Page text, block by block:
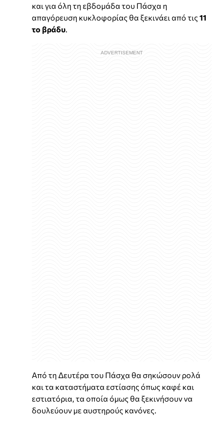
και για όλη τη εβδομάδα του Πάσχα η
απαγόρευση κυκλοφορίας θα ξεκινάει από τις 11
το βράδυ
Από τη Δευτέρα του Πάσχα θα σηκώσουν ρολά
και τα καταστήματα εστίασης όπως καφέ και
εστιατόρια, τα οποία όμως θα ξεκινήσουν να
δουλεύουν με αυστηρούς κανόνες.